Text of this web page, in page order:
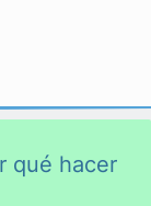
qué hacer